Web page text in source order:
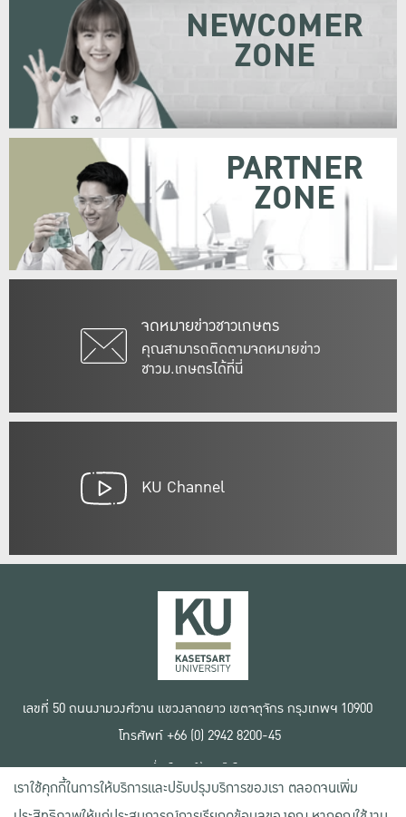
จดหมายข่าวชาวเกษตร
คุณสามารถติดตามจดหมายข่าว
ชาวม.เกษตรได้ที่นี่
NEWCOMER
ZONE
PARTNER
ZONE
KU Channel
เลขที่ 50 ถนนงามวงศ์วาน แขวงลาดยาว เขตจตุจักร กรุงเทพฯ 10900
โทรศัพท์ +66 (0) 2942 8200-45
เงื่อนไขการใช้งานเว็บไซต์
ข้อตกลงด้านสิทธิ์ใช้งาน
นโยบายความเป็นส่วนตัว
เราใช้คุกกี้ในการให้บริการและปรับปรุงบริการของเรา ตลอดจนเพิ่ม